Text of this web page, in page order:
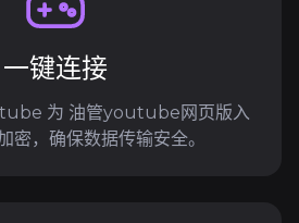
一键连接
为 油管youtube网页版入
密，确保数据传输安全。